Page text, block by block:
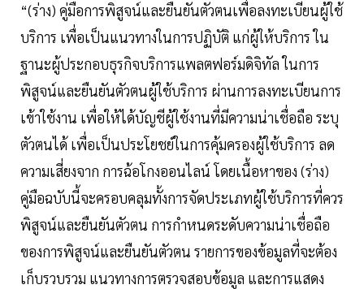
“(ร่าง) คู่มือการพิสูจน์และยืนยันตัวตนเพื่อลงทะเบียนผู้ใช้
บริการ เพื่อเป็นแนวทางในการปฏิบัติ แก่ผู้ให้บริการ ใน
ฐานะผู้ประกอบธุรกิจบริการแพลตฟอร์มดิจิทัล ในการ
พิสูจน์และยืนยันตัวตนผู้ใช้บริการ ผ่านการลงทะเบียนการ
เข้าใช้งาน เพื่อให้ได้บัญชีผู้ใช้งานที่มีความน่าเชื่อถือ ระบุ
ตัวตนได้ เพื่อเป็นประโยชย์ในการคุ้มครองผู้ใช้บริการ ลด
ความเสี่ยงจาก การฉ้อโกงออนไลน์ โดยเนื้อหาของ (ร่าง)
คู่มือฉบับนี้จะครอบคลุมทั้งการจัดประเภทผู้ใช้บริการที่ควร
พิสูจน์และยืนยันตัวตน การกำหนดระดับความน่าเชื่อถือ
ของการพิสูจน์และยืนยันตัวตน รายการของข้อมูลที่จะต้อง
เก็บรวบรวม แนวทางการตรวจสอบข้อมูล และการแสดง